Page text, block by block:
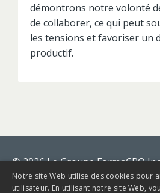
démontrons notre volonté
de collaborer, ce qui peut
les tensions et favoriser un
productif.
© 2026 Le Groupe FormaCRO
réservés
Notre site Web utilise des cookies pour
utilisateur. En utilisant notre site Web,